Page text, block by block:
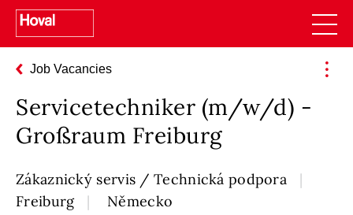
Job Vacancies
Servicetechniker (m/w/d) -
Großraum Freiburg
Zákaznický servis / Technická podpora
Freiburg
Německo